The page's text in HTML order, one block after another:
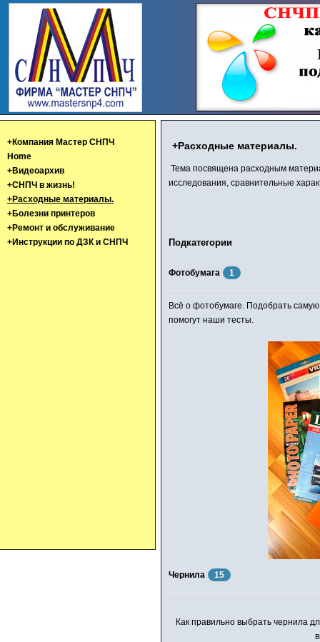
+Компания Мастер СНПЧ
Home
+Видеоархив
+СНПЧ в жизнь!
+Расходные материалы.
+Болезни принтеров
+Ремонт и обслуживание
+Инструкции по ДЗК и СНПЧ
+Расходные материалы.
Тема посвящена расходным
исследования, сравнительные
Подкатегории
Фотобумага 1
Всё о фотобумаге. Подобрать
помогут наши тесты.
Чернила 15
Как правильно выбрать чернила